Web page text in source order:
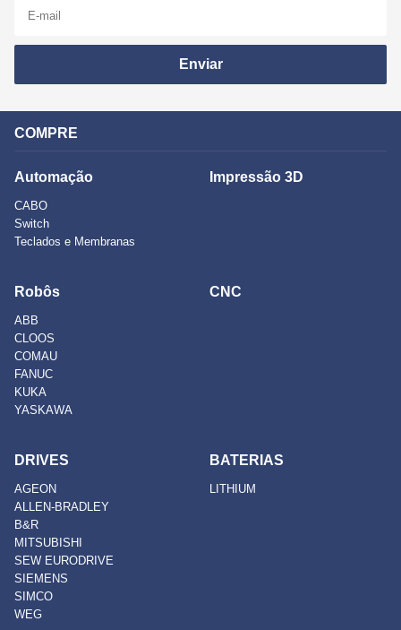
Enviar
COMPRE
Automação
CABO
Switch
Teclados e Membranas
Impressão 3D
Robôs
ABB
CLOOS
COMAU
FANUC
KUKA
YASKAWA
CNC
DRIVES
AGEON
ALLEN-BRADLEY
B&R
MITSUBISHI
SEW EURODRIVE
SIEMENS
SIMCO
WEG
BATERIAS
LITHIUM